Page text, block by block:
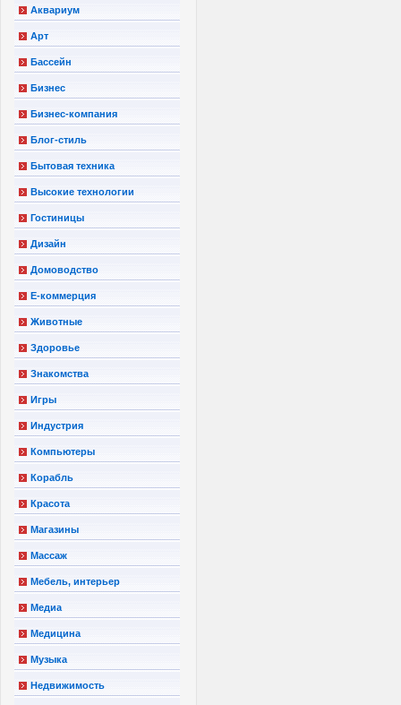
Аквариум
Арт
Бассейн
Бизнес
Бизнес-компания
Блог-стиль
Бытовая техника
Высокие технологии
Гостиницы
Дизайн
Домоводство
Е-коммерция
Животные
Здоровье
Знакомства
Игры
Индустрия
Компьютеры
Корабль
Красота
Магазины
Массаж
Мебель, интерьер
Медиа
Медицина
Музыка
Недвижимость